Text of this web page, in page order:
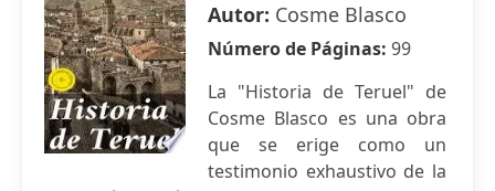
Autor: Cosme Blasco
Número de Páginas: 99
La "Historia de Teruel" de
Cosme Blasco es una obra
que se erige como un
testimonio exhaustivo de la